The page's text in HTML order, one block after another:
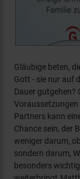
Gläubige beten,
Gott - sie nur auf
Dauer gutgehen?
Voraussetzungen
Partners kann
Chance sein, der
weniger darum,
sondern darum,
besonders